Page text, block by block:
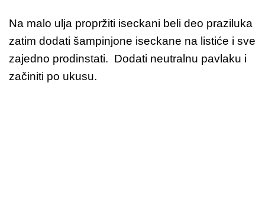
Na malo ulja propržiti iseckani beli deo praziluka
zatim dodati šampinjone iseckane na listiće i sve
zajedno prodinstati. Dodati neutralnu pavlaku i
začiniti po ukusu.